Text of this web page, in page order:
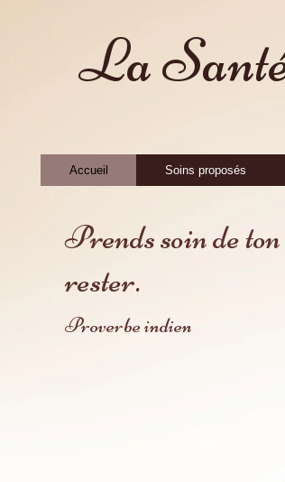
La
Accueil Soins proposés
Prends soin de
rester.
Proverbe indien